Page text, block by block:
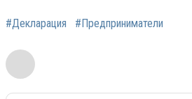
#Декларация #Предприниматели